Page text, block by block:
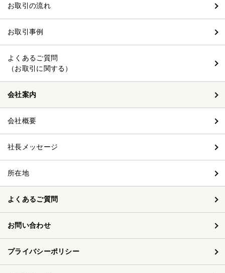
お取引の流れ
お取引事例
よくあるご質問
（お取引に関する）
会社案内
会社概要
社長メッセージ
所在地
よくあるご質問
お問い合わせ
プライバシーポリシー